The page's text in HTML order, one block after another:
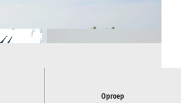
Oproep
in Saksisch Zwitserland voor iedereen die